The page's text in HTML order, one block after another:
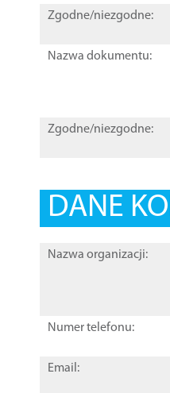
Zgodne/niezgodne:
Nazwa dokumentu:
Zgodne/niezgodne:
DANE
Nazwa organizacji:
Numer telefonu:
Email: